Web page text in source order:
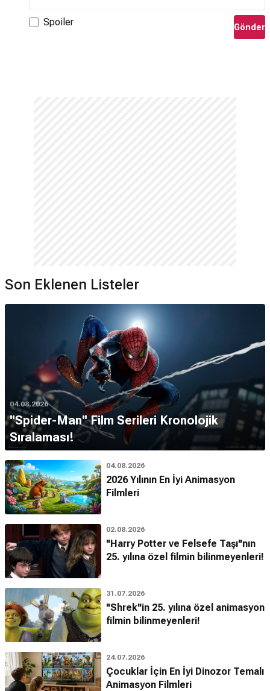
Spoiler Gönder
Son Eklenen Listeler
04.08.2026
''Spider-Man'' Film Serileri Kronolojik
Sıralaması!
04.08.2026
2026 Yılının En İyi Animasyon
Filmleri
02.08.2026
"Harry Potter ve Felsefe Taşı"nın
25. yılına özel filmin bilinmeyenleri!
31.07.2026
"Shrek"in 25. yılına özel animasyon
filmin bilinmeyenleri!
24.07.2026
Çocuklar İçin En İyi Dinozor Temalı
Animasyon Filmleri